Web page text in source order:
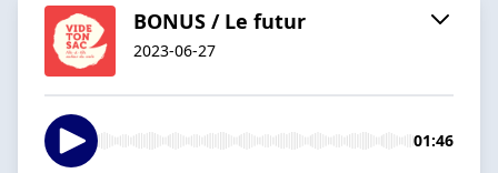
BONUS / Le futur
2023-06-27
01:46